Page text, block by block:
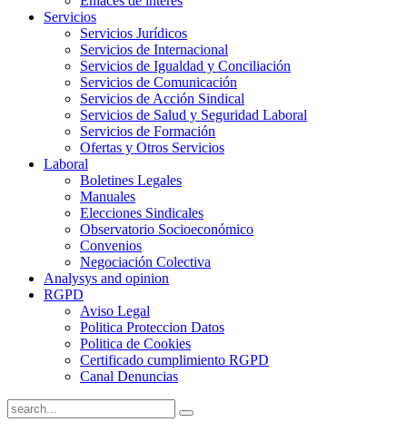
Servicios
Servicios Jurídicos
Servicios de Internacional
Servicios de Igualdad y Conciliación
Servicios de Comunicación
Servicios de Acción Sindical
Servicios de Salud y Seguridad Laboral
Servicios de Formación
Ofertas y Otros Servicios
Laboral
Boletines Legales
Manuales
Elecciones Sindicales
Observatorio Socioeconómico
Convenios
Negociación Colectiva
Analysys and opinion
RGPD
Aviso Legal
Politica Proteccion Datos
Politica de Cookies
Certificado cumplimiento RGPD
Canal Denuncias